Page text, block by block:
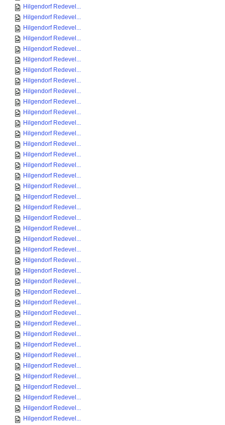
Hilgendorf Redevel...
Hilgendorf Redevel...
Hilgendorf Redevel...
Hilgendorf Redevel...
Hilgendorf Redevel...
Hilgendorf Redevel...
Hilgendorf Redevel...
Hilgendorf Redevel...
Hilgendorf Redevel...
Hilgendorf Redevel...
Hilgendorf Redevel...
Hilgendorf Redevel...
Hilgendorf Redevel...
Hilgendorf Redevel...
Hilgendorf Redevel...
Hilgendorf Redevel...
Hilgendorf Redevel...
Hilgendorf Redevel...
Hilgendorf Redevel...
Hilgendorf Redevel...
Hilgendorf Redevel...
Hilgendorf Redevel...
Hilgendorf Redevel...
Hilgendorf Redevel...
Hilgendorf Redevel...
Hilgendorf Redevel...
Hilgendorf Redevel...
Hilgendorf Redevel...
Hilgendorf Redevel...
Hilgendorf Redevel...
Hilgendorf Redevel...
Hilgendorf Redevel...
Hilgendorf Redevel...
Hilgendorf Redevel...
Hilgendorf Redevel...
Hilgendorf Redevel...
Hilgendorf Redevel...
Hilgendorf Redevel...
Hilgendorf Redevel...
Hilgendorf Redevel...